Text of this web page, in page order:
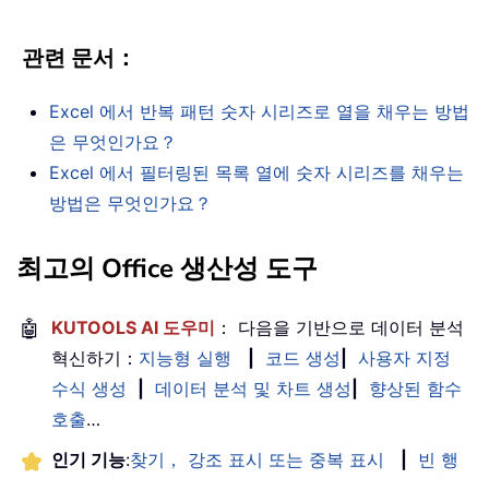
관련 문서：
Excel 에서 반복 패턴 숫자 시리즈로 열을 채우는 방법
은 무엇인가요？
Excel 에서 필터링된 목록 열에 숫자 시리즈를 채우는
방법은 무엇인가요？
최고의 Office 생산성 도구
🤖 KUTOOLS AI 도우미 ： 다음을 기반으로 데이터 분석
혁신하기： 지능형 실행 코드 생성
사용자 지정
수식 생성
데이터 분석 및 차트 생성
향상된 함수
호출…
인기 기능:찾기， 강조 표시 또는 중복 표시
빈 행